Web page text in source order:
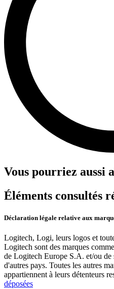
Vous pourriez aussi
Éléments consultés
Déclaration légale relative aux
Logitech, Logi, leurs logos et
Logitech sont des marques
de Logitech Europe S.A. et/ou de
d'autres pays. Toutes les autres
appartiennent à leurs détenteurs
déposées